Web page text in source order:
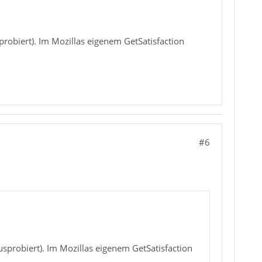
Im Mozillas eigenem GetSatisfaction
#6
Im Mozillas eigenem GetSatisfaction